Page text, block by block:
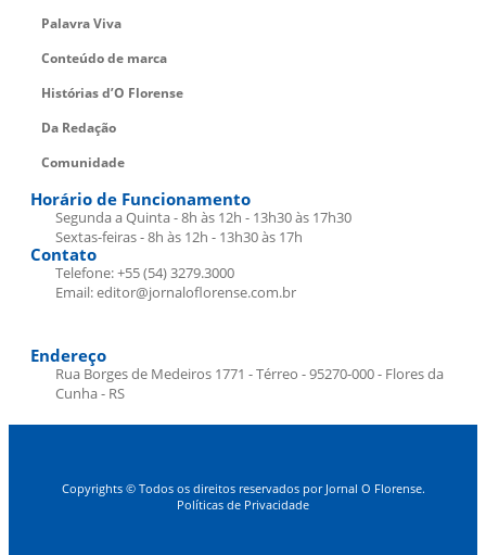
Palavra Viva
Conteúdo de marca
Histórias d’O Florense
Da Redação
Comunidade
Horário de Funcionamento
Segunda a Quinta - 8h às 12h - 13h30 às 17h30
Sextas-feiras - 8h às 12h - 13h30 às 17h
Contato
Telefone: +55 (54) 3279.3000
Email: editor@jornaloflorense.com.br
Endereço
Rua Borges de Medeiros 1771 - Térreo - 95270-000 - Flores da
Cunha - RS
Copyrights © Todos os direitos reservados por Jornal O Florense.
Políticas de Privacidade